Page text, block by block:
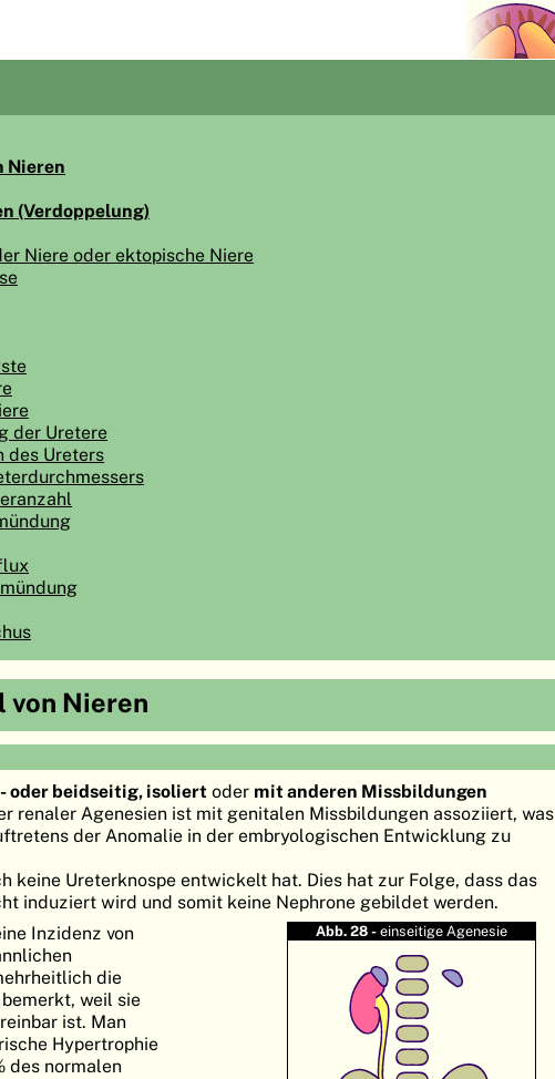
Nieren
(Verdoppelung)
Niere oder ektopische Niere
der Uretere
des Ureters
von Nieren
oder beidseitig, isoliert oder mit anderen Missbildungen
renaler Agenesien ist mit genitalen Missbildungen assoziiert, was
der Anomalie in der embryologischen Entwicklung zu
keine Ureterknospe entwickelt hat. Dies hat zur Folge, dass das
induziert wird und somit keine Nephrone gebildet werden.
Inzidenz von
die
weil sie
ist. Man
Hypertrophie
des normalen
Abb. 28 -einseitige Agenesie